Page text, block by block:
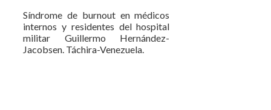
Síndrome de burnout en médicos
internos y residentes del hospital
militar Guillermo Hernández-
Jacobsen. Táchira-Venezuela.